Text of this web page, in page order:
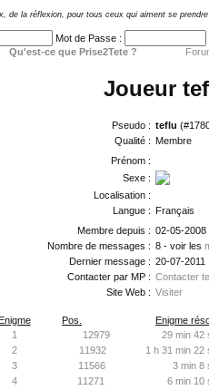
de la réflexion, pour tous ceux qui aiment se
Mot de Passe :
Qu'est-ce que Prise2Tete ?
Joueur
Pseudo : teflu
Qualité : Membre
Prénom :
Sexe :
Localisation :
Langue : Français
Membre depuis : 02-05-2008
Nombre de messages : 8 - voir les
Dernier message : 20-07-2011
Contacter par MP : Contacter
Site Web : Visiter
Enigme Pos.
Enigme
1
12979
29 min 42
2
11932
1 h 31 min 22
3
11566
3 min 8
4
11271
6 min 10